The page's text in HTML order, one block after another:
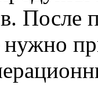
После
нужно